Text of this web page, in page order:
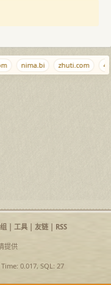
nima.bi zhuti.com
| 工具| 友链| RSS
提供
0.017, SQL: 27